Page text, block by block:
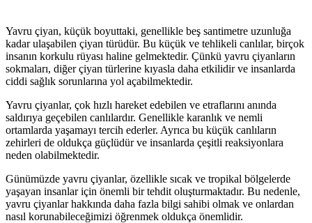
Yavru çiyan, küçük boyuttaki, genellikle beş santimetre uzunluğa
kadar ulaşabilen çiyan türüdür. Bu küçük ve tehlikeli canlılar, birçok
insanın korkulu rüyası haline gelmektedir. Çünkü yavru çiyanların
sokmaları, diğer çiyan türlerine kıyasla daha etkilidir ve insanlarda
ciddi sağlık sorunlarına yol açabilmektedir.
Yavru çiyanlar, çok hızlı hareket edebilen ve etraflarını anında
saldırıya geçebilen canlılardır. Genellikle karanlık ve nemli
ortamlarda yaşamayı tercih ederler. Ayrıca bu küçük canlıların
zehirleri de oldukça güçlüdür ve insanlarda çeşitli reaksiyonlara
neden olabilmektedir.
Günümüzde yavru çiyanlar, özellikle sıcak ve tropikal bölgelerde
yaşayan insanlar için önemli bir tehdit oluşturmaktadır. Bu nedenle,
yavru çiyanlar hakkında daha fazla bilgi sahibi olmak ve onlardan
nasıl korunabileceğimizi öğrenmek oldukça önemlidir.